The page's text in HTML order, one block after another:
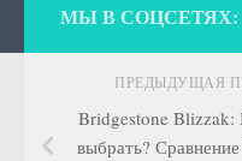
МЫ В СОЦСЕТЯХ:
ПРЕДЫДУЩАЯ
Bridgestone
выбрать?